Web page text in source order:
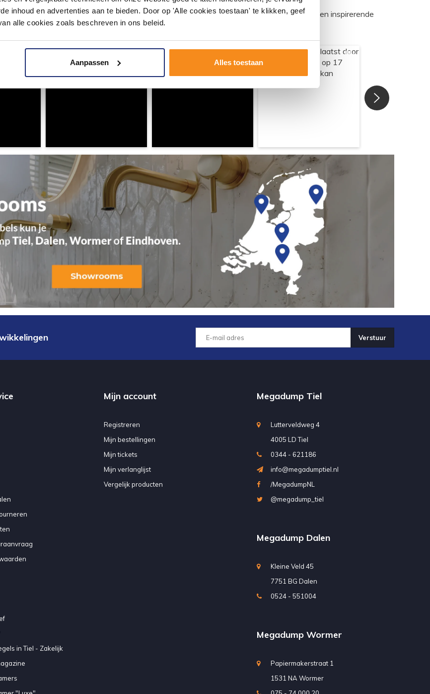
inhoud en advertenties aan te bieden. Door op 'Alle cookies toestaan' te klikken, geef
alle cookies zoals beschreven in ons beleid.
Aanpassen Alles toestaan
op Instagram met #mijndroombadkamer en tag @megadumpnl. Samen bouwen we een inspirerende
omgeving vol met unieke badkamerstijlen. Doe je mee?
Verstuur
in Tiel - Zakelijk
Mijn account
Registreren
Mijn bestellingen
Mijn tickets
Mijn verlanglijst
Vergelijk producten
Megadump Tiel
Lutterveldweg 4
4005 LD Tiel
0344 - 621186
info@megadumptiel.nl
/MegadumpNL
@megadump_tiel
Megadump Dalen
Kleine Veld 45
7751 BG Dalen
0524 - 551004
Megadump Wormer
Papiermakerstraat 1
1531 NA Wormer